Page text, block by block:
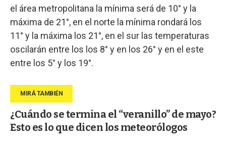
el área metropolitana la mínima será de 10° y la
máxima de 21°, en el norte la mínima rondará los
11° y la máxima los 21°, en el sur las temperaturas
oscilarán entre los los 8° y en los 26° y en el este
entre los 5° y los 19°.
¿Cuándo se termina el “veranillo” de mayo?
Esto es lo que dicen los meteorólogos